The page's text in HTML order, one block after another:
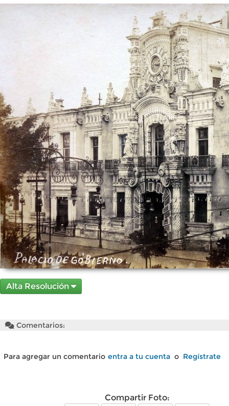
Alta Resolución
Comentarios:
Para agregar un comentario entra a tu cuenta o Regístrate
Compartir Foto: